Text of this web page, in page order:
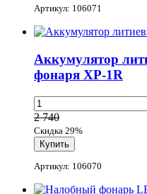
Артикул: 106071
Аккумулятор
фонаря XP-1R
2 740
Скидка 29%
Артикул: 106070